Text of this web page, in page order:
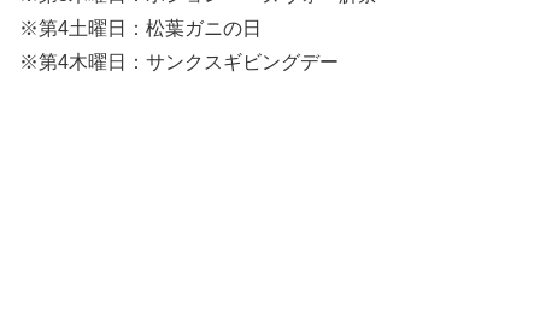
※第4土曜日：松葉ガニの日
※第4木曜日：サンクスギビングデー